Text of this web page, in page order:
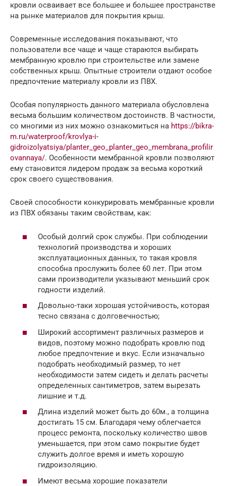
кровли осваивает все большее и большее пространстве
на рынке материалов для покрытия крыш.
Современные исследования показывают, что
пользователи все чаще и чаще стараются выбирать
мембранную кровлю при строительстве или замене
собственных крыш. Опытные строители отдают особое
предпочтение материалу кровли из ПВХ.
Особая популярность данного материала обусловлена
весьма большим количеством достоинств. В частности,
со многими из них можно ознакомиться на https://bikra-
m.ru/waterproof/krovlya-i-
gidroizolyatsiya/planter_geo_planter_geo_membrana_profilir
ovannaya/. Особенности мембранной кровли позволяют
ему становится лидером продаж за весьма короткий
срок своего существования.
Своей способности конкурировать мембранные кровли
из ПВХ обязаны таким свойствам, как:
Особый долгий срок службы. При соблюдении
технологий производства и хороших
эксплуатационных данных, то такая кровля
способна прослужить более 60 лет. При этом
сами производители указывают меньший срок
годности изделий.
Довольно-таки хорошая устойчивость, которая
тесно связана с долговечностью;
Широкий ассортимент различных размеров и
видов, поэтому можно подобрать кровлю под
любое предпочтение и вкус. Если изначально
подобрать необходимый размер, то нет
необходимости затем сидеть и делать расчеты
определенных сантиметров, затем вырезать
лишние и т.д.
Длина изделий может быть до 60м., а толщина
достигать 15 см. Благодаря чему облегчается
процесс ремонта, поскольку количество швов
уменьшается, при этом само покрытие будет
служить долгое время и иметь хорошую
гидроизоляцию.
Имеют весьма хорошие показатели